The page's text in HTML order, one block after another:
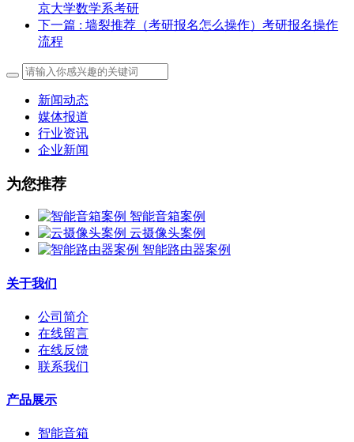
京大学数学系考研
下一篇 : 墙裂推荐（考研报名怎么操作）考研报名操作
流程
新闻动态
媒体报道
行业资讯
企业新闻
为您推荐
智能音箱案例
云摄像头案例
智能路由器案例
关于我们
公司简介
在线留言
在线反馈
联系我们
产品展示
智能音箱